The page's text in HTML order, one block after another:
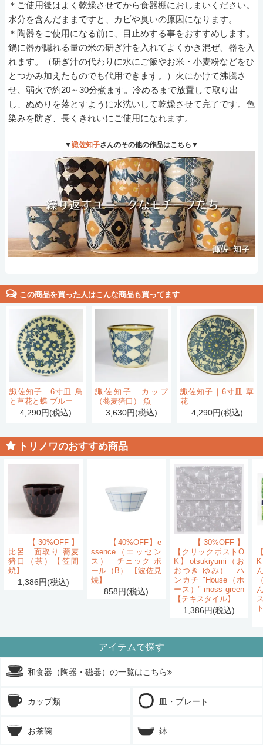
＊ご使用後はよく乾燥させてから食器棚におしまいください。
水分を含んだままですと、カビや臭いの原因になります。
＊陶器をご使用になる前に、目止めする事をおすすめします。
鍋に器が隠れる量の米の研ぎ汁を入れてよくかき混ぜ、器を入
れます。（研ぎ汁の代わりに水にご飯やお米・小麦粉などをひ
とつかみ加えたものでも代用できます。）火にかけて沸騰さ
せ、弱火で約20～30分煮ます。冷めるまで放置して取り出
し、ぬめりを落とすように水洗いして乾燥させて完了です。色
染みを防ぎ、長くきれいにご使用になれます。
▼諏佐知子さんのその他の作品はこちら▼
この商品を買った人はこんな商品も買ってます
諏佐知子｜6寸皿 鳥
と草花と蝶 ブルー
4,290円(税込)
諏佐知子｜カップ
（蕎麦猪口） 魚
3,630円(税込)
諏佐知子｜6寸皿 草
花
4,290円(税込)
トリノワのおすすめ商品
【30%OFF】
比呂｜面取り 蕎麦
猪口（茶）【笠間
焼】
1,386円(税込)
【40%OFF】e
ssence（エッセン
ス）｜チェック ボ
ール（B） 【波佐見
焼】
858円(税込)
【30%OFF】
【クリックポストO
K】otsukiyumi（お
おつき ゆみ）｜ハ
ンカチ "House（ホ
ース）" moss green
【テキスタイル】
1,386円(税込)
アイテムで探す
和食器（陶器・磁器）の一覧はこちら
カップ類 皿・プレート
お茶碗 鉢